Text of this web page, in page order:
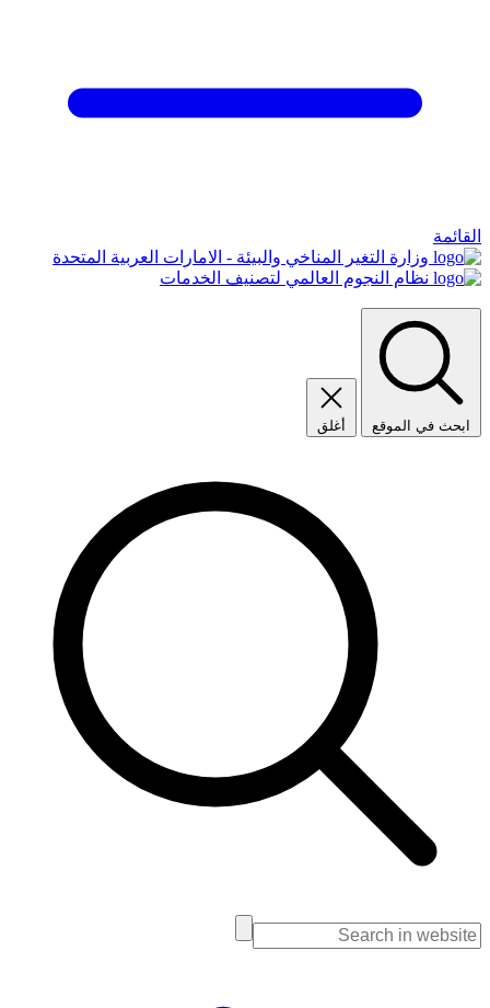
القائمة
وزارة التغير المناخي والبيئة - الامارات العربية المتحدة
نظام النجوم العالمي لتصنيف الخدمات
ابحث في الموقع أغلق